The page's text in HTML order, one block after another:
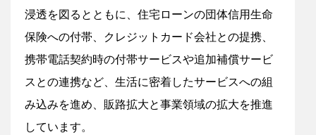
浸透を図るとともに、住宅ローンの団体信用生命
保険への付帯、クレジットカード会社との提携、
携帯電話契約時の付帯サービスや追加補償サービ
スとの連携など、生活に密着したサービスへの組
み込みを進め、販路拡大と事業領域の拡大を推進
しています。